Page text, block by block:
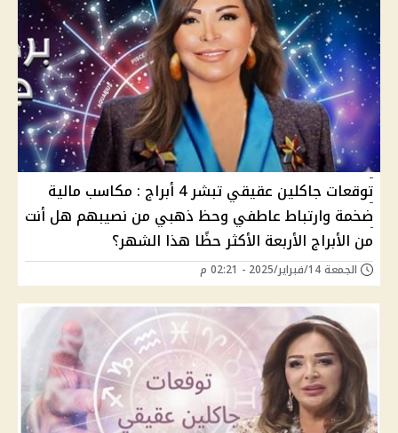
توقعات جاكلين عقيقي تبشر 4 أبراج : مكاسب مالية
ضخمة وارتباط عاطفي وحظ ذهبي من نصيبهم هل أنت
من الأبراج الأربعة الأكثر حظًا هذا الشهر؟
الجمعة 14/فبراير/2025 - 02:21 م